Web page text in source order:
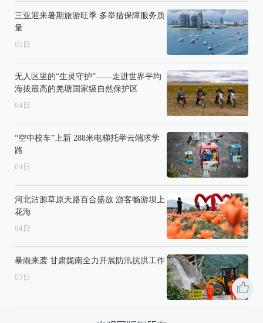
三亚迎来暑期旅游旺季 多举措保障服务质
量
05 日
无人区里的“生灵守护”——走进世界平均
海拔最高的羌塘国家级自然保护区
04 日
“空中校车”上新 288米电梯托举云端求学
路
04 日
河北沽源草原天路百合盛放 游客畅游坝上
花海
04 日
暴雨来袭 甘肃陇南全力开展防汛抗洪工作
03 日